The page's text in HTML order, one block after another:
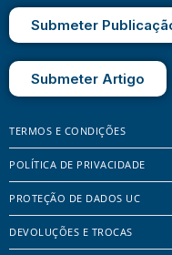
Submeter
Submeter Artigo
TERMOS E CONDIÇÕES
POLÍTICA DE PRIVACIDADE
PROTEÇÃO DE DADOS UC
DEVOLUÇÕES E TROCAS